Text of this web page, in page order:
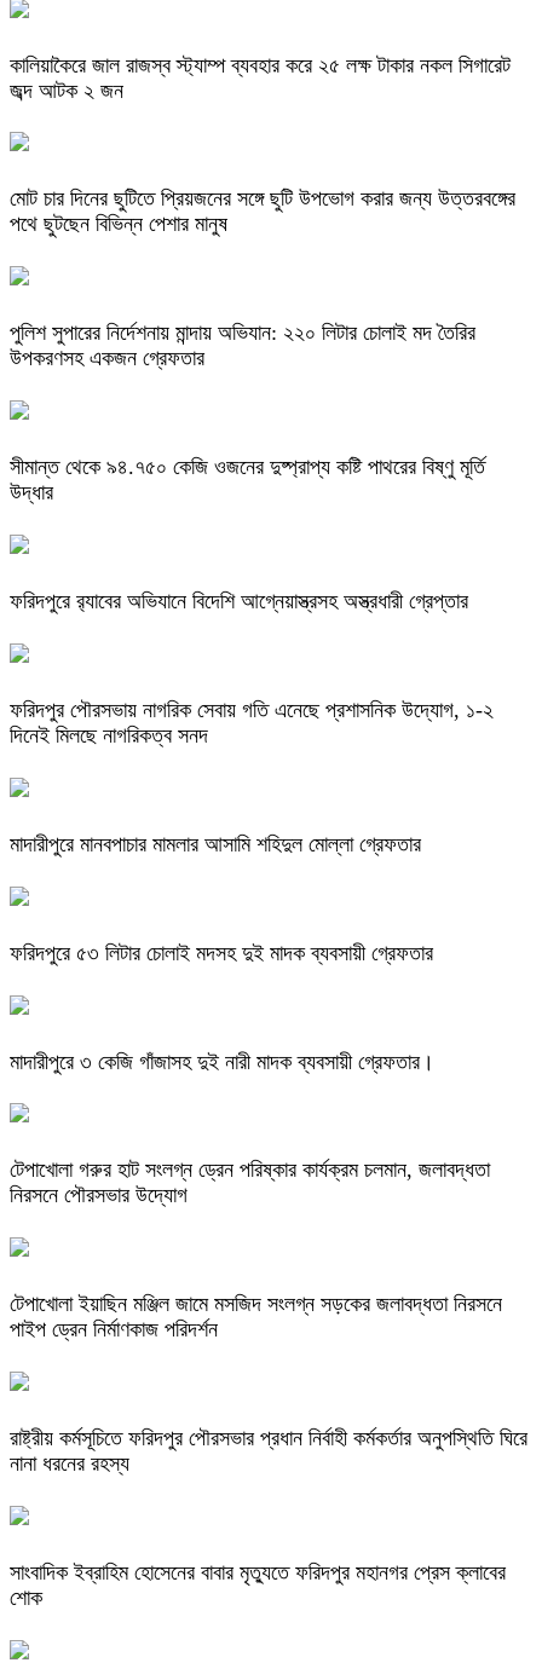
কালিয়াকৈরে জাল রাজস্ব স্ট্যাম্প ব্যবহার করে ২৫ লক্ষ টাকার নকল সিগারেট
জব্দ আটক ২ জন
মোট চার দিনের ছুটিতে প্রিয়জনের সঙ্গে ছুটি উপভোগ করার জন্য উত্তরবঙ্গের
পথে ছুটছেন বিভিন্ন পেশার মানুষ
পুলিশ সুপারের নির্দেশনায় মান্দায় অভিযান: ২২০ লিটার চোলাই মদ তৈরির
উপকরণসহ একজন গ্রেফতার
সীমান্ত থেকে ৯৪.৭৫০ কেজি ওজনের দুষ্প্রাপ্য কষ্টি পাথরের বিষ্ণু মূর্তি
উদ্ধার
ফরিদপুরে র‌্যাবের অভিযানে বিদেশি আগ্নেয়াস্ত্রসহ অস্ত্রধারী গ্রেপ্তার
ফরিদপুর পৌরসভায় নাগরিক সেবায় গতি এনেছে প্রশাসনিক উদ্যোগ, ১-২
দিনেই মিলছে নাগরিকত্ব সনদ
মাদারীপুরে মানবপাচার মামলার আসামি শহিদুল মোল্লা গ্রেফতার
ফরিদপুরে ৫৩ লিটার চোলাই মদসহ দুই মাদক ব্যবসায়ী গ্রেফতার
মাদারীপুরে ৩ কেজি গাঁজাসহ দুই নারী মাদক ব্যবসায়ী গ্রেফতার।
টেপাখোলা গরুর হাট সংলগ্ন ড্রেন পরিষ্কার কার্যক্রম চলমান, জলাবদ্ধতা
নিরসনে পৌরসভার উদ্যোগ
টেপাখোলা ইয়াছিন মঞ্জিল জামে মসজিদ সংলগ্ন সড়কের জলাবদ্ধতা নিরসনে
পাইপ ড্রেন নির্মাণকাজ পরিদর্শন
রাষ্ট্রীয় কর্মসূচিতে ফরিদপুর পৌরসভার প্রধান নির্বাহী কর্মকর্তার অনুপস্থিতি ঘিরে
নানা ধরনের রহস্য
সাংবাদিক ইব্রাহিম হোসেনের বাবার মৃত্যুতে ফরিদপুর মহানগর প্রেস ক্লাবের
শোক